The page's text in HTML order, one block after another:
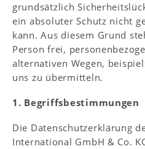
grundsätzlich
ein absoluter Schutz nicht
kann. Aus diesem Grund
Person frei,
alternativen Wegen,
uns zu übermitteln.
1. Begriffsbestimmungen
Die Datenschutzerklärung
International GmbH & Co.